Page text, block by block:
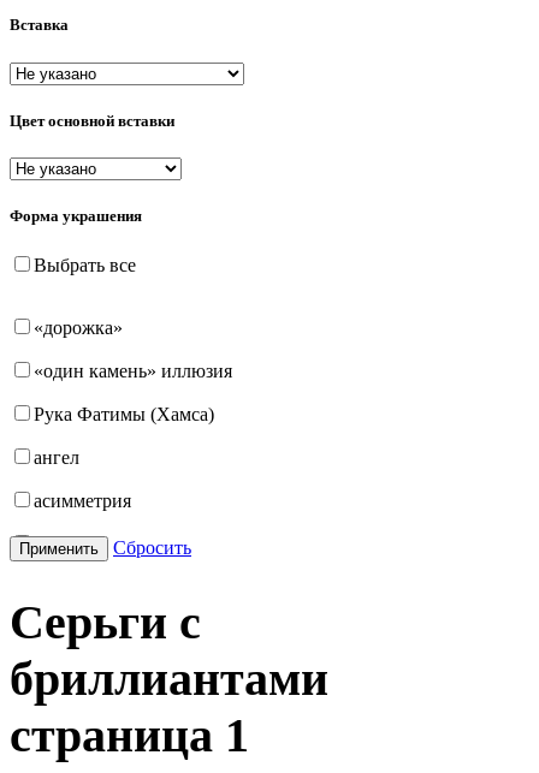
Вставка
Цвет основной вставки
Форма украшения
Выбрать все
«дорожка»
«один камень» иллюзия
Рука Фатимы (Хамса)
ангел
асимметрия
бабочка
башня
бесконечность
булавка
Применить Сбросить
Серьги с
бриллиантами
страница 1